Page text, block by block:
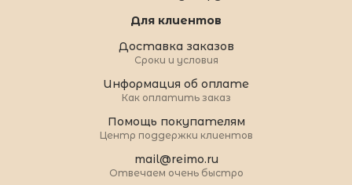
Для клиентов
Доставка заказов
Сроки и условия
Информация об оплате
Как оплатить заказ
Помощь покупателям
Центр поддержки клиентов
mail@reimo.ru
Отвечаем очень быстро